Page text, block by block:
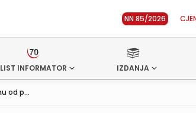
NN 85/2026
LIST INFORMATOR IZDANJA
od p...